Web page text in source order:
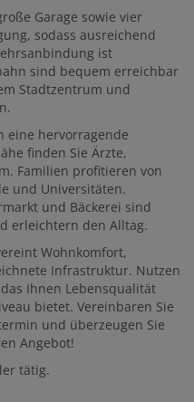
Garage sowie vier
sodass ausreichend
ist
sind bequem erreichbar
Stadtzentrum und
eine hervorragende
finden Sie Ärzte,
Familien profitieren von
und Universitäten.
und Bäckerei sind
erleichtern den Alltag.
Wohnkomfort,
Infrastruktur. Nutzen
Ihnen Lebensqualität
bietet. Vereinbaren Sie
und überzeugen Sie
Angebot!
tätig.